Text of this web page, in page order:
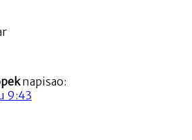
napisao:
9:43